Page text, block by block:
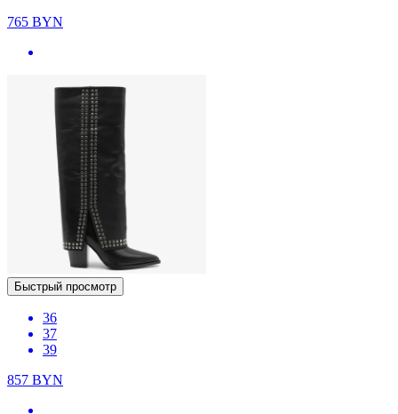
765 BYN
Быстрый просмотр
36
37
39
857 BYN